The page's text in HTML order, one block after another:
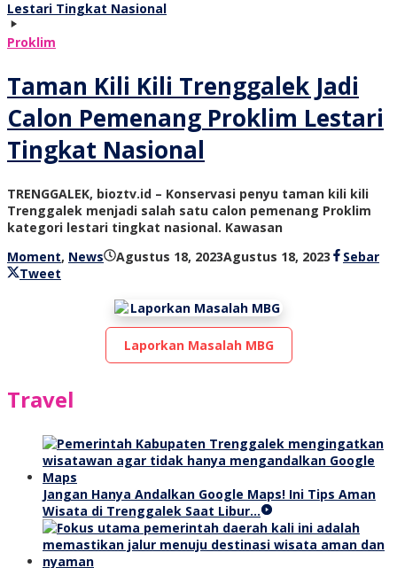
Proklim
Taman Kili Kili Trenggalek Jadi
Calon Pemenang Proklim Lestari
Tingkat Nasional
TRENGGALEK, bioztv.id – Konservasi penyu taman kili kili
Trenggalek menjadi salah satu calon pemenang Proklim
kategori lestari tingkat nasional. Kawasan
Moment, News Agustus 18, 2023Agustus 18, 2023 olehSebar
Tweet
Laporkan Masalah MBG
Travel
Jangan Hanya Andalkan Google Maps! Ini Tips Aman
Wisata di Trenggalek Saat Libur…